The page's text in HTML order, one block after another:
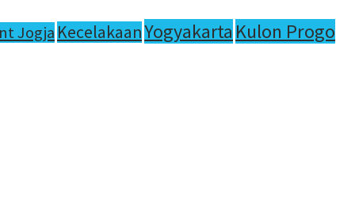
Jogja KecelakaanYogyakarta Kulon Progo